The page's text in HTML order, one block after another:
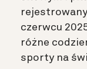
czerwcu
różne
sporty na